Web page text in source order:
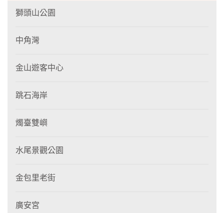
獅頭山公園
中角灣
金山遊客中心
跳石海岸
燭臺雙嶼
水尾景觀公園
金包里老街
廣安宮